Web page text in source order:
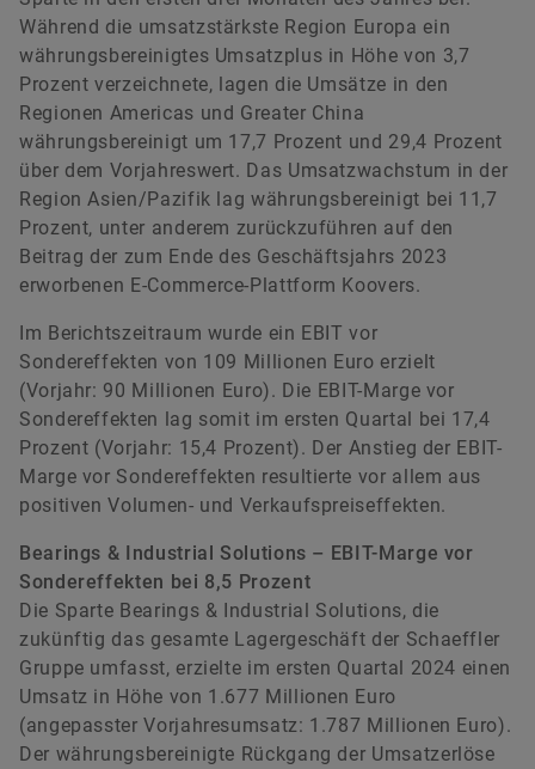
Während die umsatzstärkste Region Europa ein
währungsbereinigtes Umsatzplus in Höhe von 3,7
Prozent verzeichnete, lagen die Umsätze in den
Regionen Americas und Greater China
währungsbereinigt um 17,7 Prozent und 29,4 Prozent
über dem Vorjahreswert. Das Umsatzwachstum in der
Region Asien/Pazifik lag währungsbereinigt bei 11,7
Prozent, unter anderem zurückzuführen auf den
Beitrag der zum Ende des Geschäftsjahrs 2023
erworbenen E-Commerce-Plattform Koovers.
Im Berichtszeitraum wurde ein EBIT vor
Sondereffekten von 109 Millionen Euro erzielt
(Vorjahr: 90 Millionen Euro). Die EBIT-Marge vor
Sondereffekten lag somit im ersten Quartal bei 17,4
Prozent (Vorjahr: 15,4 Prozent). Der Anstieg der EBIT-
Marge vor Sondereffekten resultierte vor allem aus
positiven Volumen- und Verkaufspreiseffekten.
Bearings & Industrial Solutions – EBIT-Marge vor
Sondereffekten bei 8,5 Prozent
Die Sparte Bearings & Industrial Solutions, die
zukünftig das gesamte Lagergeschäft der Schaeffler
Gruppe umfasst, erzielte im ersten Quartal 2024 einen
Umsatz in Höhe von 1.677 Millionen Euro
(angepasster Vorjahresumsatz: 1.787 Millionen Euro).
Der währungsbereinigte Rückgang der Umsatzerlöse